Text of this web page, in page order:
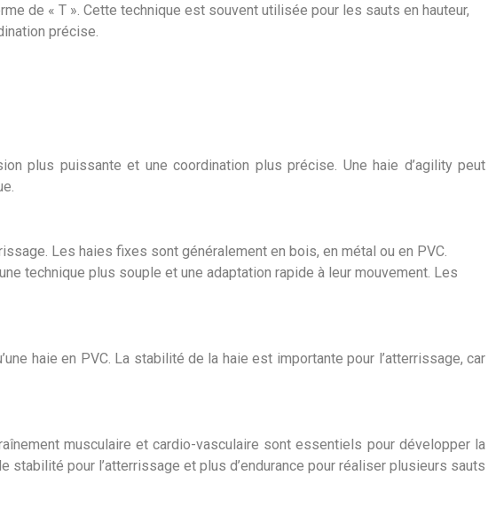
de « T ». Cette technique est souvent utilisée pour les sauts en hauteur,
précise.
plus puissante et une coordination plus précise. Une haie d’agility peut
Les haies fixes sont généralement en bois, en métal ou en PVC.
technique plus souple et une adaptation rapide à leur mouvement. Les
haie en PVC. La stabilité de la haie est importante pour l’atterrissage, car
musculaire et cardio-vasculaire sont essentiels pour développer la
stabilité pour l’atterrissage et plus d’endurance pour réaliser plusieurs sauts